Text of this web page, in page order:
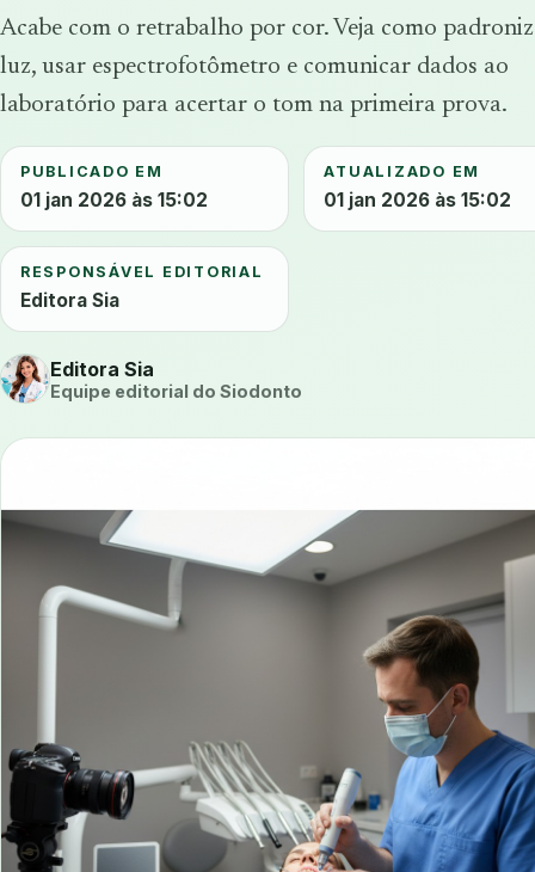
Acabe com o retrabalho por cor. Veja como
luz, usar espectrofotômetro e comunicar dados ao
laboratório para acertar o tom na primeira prova.
PUBLICADO EM
01 jan 2026 às 15:02
ATUALIZADO EM
01 jan 2026 às 15:02
RESPONSÁVEL EDITORIAL
Editora Sia
Editora Sia
Equipe editorial do Siodonto